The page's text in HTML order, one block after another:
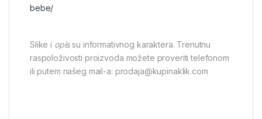
bebe/
Slike i opissu informativnog karaktera. Trenutnu
raspoloživosti proizvoda možete proveriti telefonom
ili putem našeg mail-a: prodaja@kupinaklik.com